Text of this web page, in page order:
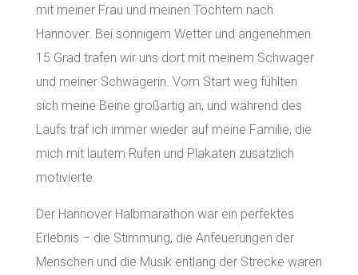
mit meiner Frau und meinen Töchtern nach
Hannover. Bei sonnigem Wetter und angenehmen
15 Grad trafen wir uns dort mit meinem Schwager
und meiner Schwägerin. Vom Start weg fühlten
sich meine Beine großartig an, und während des
Laufs traf ich immer wieder auf meine Familie, die
mich mit lautem Rufen und Plakaten zusätzlich
motivierte.
Der Hannover Halbmarathon war ein perfektes
Erlebnis – die Stimmung, die Anfeuerungen der
Menschen und die Musik entlang der Strecke waren